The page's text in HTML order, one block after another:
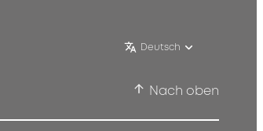
Deutsch
Nach oben